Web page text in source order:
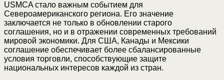
USMCA стало важным событием для
Североамериканского региона. Его значение
заключается не только в обновлении старого
соглашения, но и в отражении современных требований
мировой экономики. Для США, Канады и Мексики
соглашение обеспечивает более сбалансированные
условия торговли, способствующие защите
национальных интересов каждой из стран.